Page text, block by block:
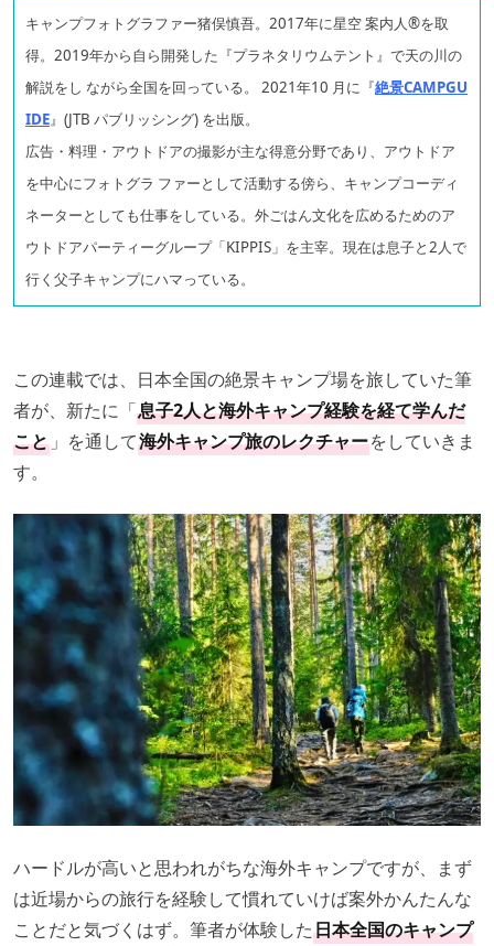
キャンプフォトグラファー猪俣慎吾。2017年に星空 案内人®を取
得。2019年から自ら開発した『プラネタリウムテント』で天の川の
解説をし ながら全国を回っている。 2021年10 月に『絶景CAMPGU
IDE』(JTB パブリッシング) を出版。
広告・料理・アウトドアの撮影が主な得意分野であり、アウトドア
を中心にフォトグラ ファーとして活動する傍ら、キャンプコーディ
ネーターとしても仕事をしている。外ごはん文化を広めるためのア
ウトドアパーティーグループ「KIPPIS」を主宰。 現在は息子と2人で
行く父子キャンプにハマっている。
この連載では、日本全国の絶景キャンプ場を旅していた筆
者が、新たに「息子2人と海外キャンプ経験を経て学んだ
こと 」を通して海外キャンプ旅のレクチャーをしていきま
す。
ハードルが高いと思われがちな海外キャンプですが、まず
は近場からの旅行を経験して慣れていけば案外かんたんな
ことだと気づくはず。筆者が体験した日本全国のキャンプ